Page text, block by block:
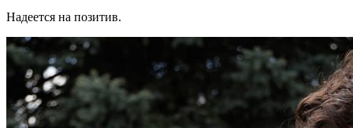
Надеется на позитив.